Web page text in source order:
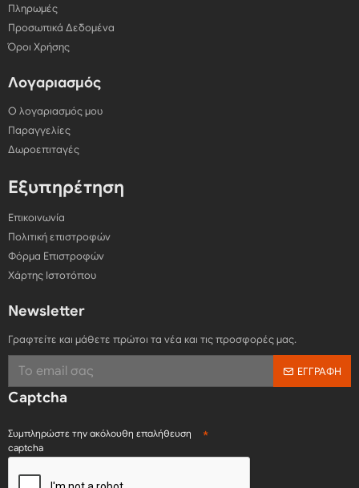
Πληρωμές
Προσωπικά Δεδομένα
Όροι Χρήσης
Λογαριασμός
Ο λογαριασμός μου
Παραγγελίες
Δωροεπιταγές
Εξυπηρέτηση
Επικοινωνία
Πολιτική επιστροφών
Φόρμα Επιστροφών
Χάρτης Ιστοτόπου
Newsletter
Γραφτείτε και μάθετε πρώτοι τα νέα και τις προσφορές μας.
ΕΓΓΡΑΦΉ
Captcha
Συμπληρώστε την ακόλουθη επαλήθευση
captcha